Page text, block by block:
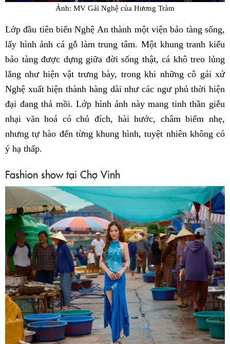
Ảnh: MV Gái Nghệ của Hương Tràm
Lớp đầu tiên biến Nghệ An thành một viện bảo tàng sống,
lấy hình ảnh cá gỗ làm trung tâm. Một khung tranh kiểu
bảo tàng được dựng giữa đời sống thật, cá khô treo lủng
lẳng như hiện vật trưng bày, trong khi những cô gái xứ
Nghệ xuất hiện thành hàng dài như các ngư phủ thời hiện
đại đang thả mồi. Lớp hình ảnh này mang tinh thần giễu
nhại văn hoá có chủ đích, hài hước, châm biếm nhẹ,
nhưng tự hào đến từng khung hình, tuyệt nhiên không có
ý hạ thấp.
Fashion show tại Chợ Vinh